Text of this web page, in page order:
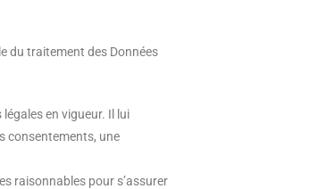
du traitement des Données
en vigueur. Il lui
consentements, une
raisonnables pour s’assurer